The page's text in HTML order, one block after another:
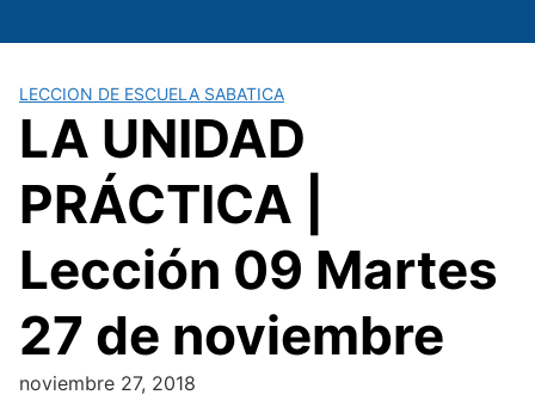
al
LECCION DE ESCUELA SABATICA
LA UNIDAD
PRÁCTICA |
Lección 09 Martes
27 de noviembre
noviembre 27, 2018